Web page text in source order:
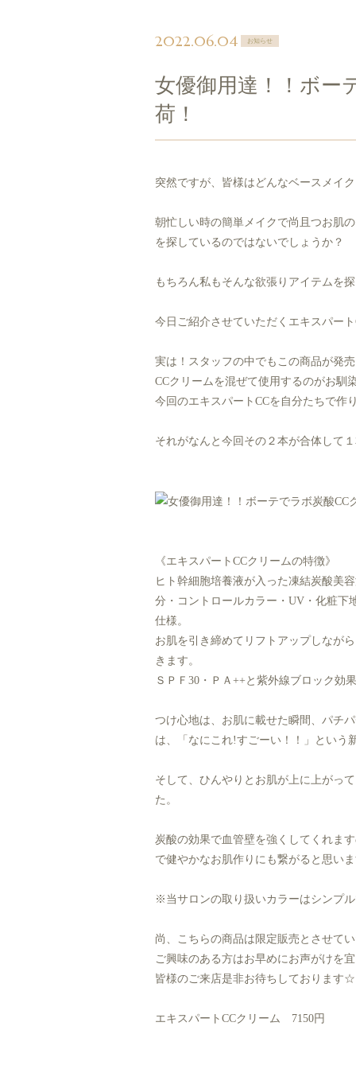
2022.06.04 お知らせ
女優御用達！！ボー
荷！
突然ですが、皆様はどんなベースメイ
朝忙しい時の簡単メイクで尚且つお肌
を探しているのではないでしょうか？
もちろん私もそんな欲張りアイテムを
今日ご紹介させていただくエキスパー
実は！スタッフの中でもこの商品が発
CCクリームを混ぜて使用するのがお馴
今回のエキスパートCCを自分たちで作
それがなんと今回その２本が合体して
《エキスパートCCクリームの特徴》
ヒト幹細胞培養液が入った凍結炭酸美
分・コントロールカラー・UV・化粧下
仕様。
お肌を引き締めてリフトアップしなが
きます。
ＳＰＦ30・ＰＡ++と紫外線ブロック効
つけ心地は、お肌に載せた瞬間、パチ
は、「なにこれ!すごーい！！」という
そして、ひんやりとお肌が上に上がっ
た。
炭酸の効果で血管壁を強くしてくれま
で健やかなお肌作りにも繋がると思い
※当サロンの取り扱いカラーはシンプ
尚、こちらの商品は限定販売とさせて
ご興味のある方はお早めにお声がけを
皆様のご来店是非お待ちしております☆
エキスパートCCクリーム 7150円